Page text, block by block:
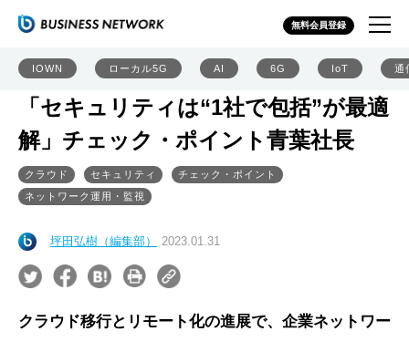
無料会員登録
IOWN ローカル5G AI 6G IoT 通
「セキュリティは“1社で包括”が最適
解」チェック・ポイント青葉社長
クラウド セキュリティ
チェック・ポイント
ネットワーク運用・監視
坪田弘樹（編集部） 2023.01.31
クラウド移行とリモート化の進展で、企業ネットワー